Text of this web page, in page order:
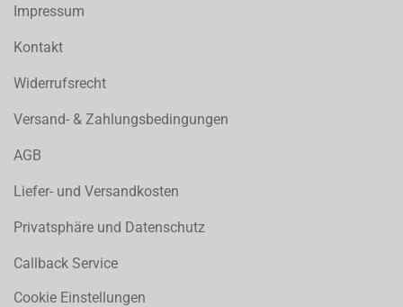
Impressum
Kontakt
Widerrufsrecht
Versand- & Zahlungsbedingungen
AGB
Liefer- und Versandkosten
Privatsphäre und Datenschutz
Callback Service
Cookie Einstellungen